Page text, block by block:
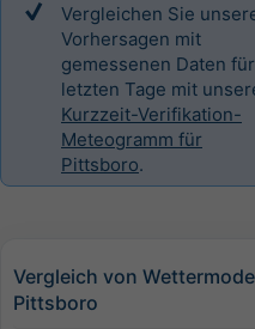
Vergleichen Sie
Vorhersagen mit
gemessenen Daten
letzten Tage mit
Kurzzeit-Verifikation-
Meteogramm für
Pittsboro.
Vergleich von
Pittsboro